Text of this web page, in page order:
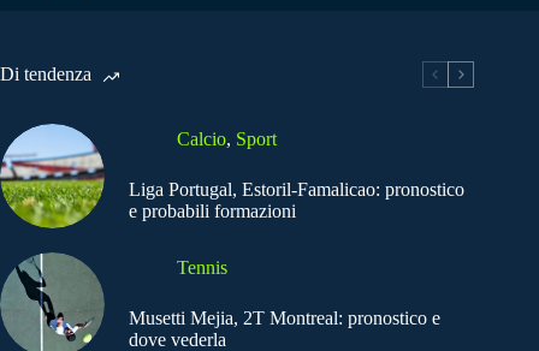
Di tendenza
Calcio, Sport
Liga Portugal, Estoril-Famalicao: pronostico
e probabili formazioni
Tennis
Musetti Mejia, 2T Montreal: pronostico e
dove vederla